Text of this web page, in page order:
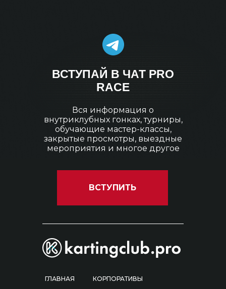
ВСТУПАЙ В ЧАТ PRO
RACE
ВСТУПИТЬ
Вся информация о
внутриклубных гонках, турниры,
обучающие мастер-классы,
закрытые просмотры, выездные
мероприятия и многое другое
КОРПОРАТИВЫ
ГЛАВНАЯ